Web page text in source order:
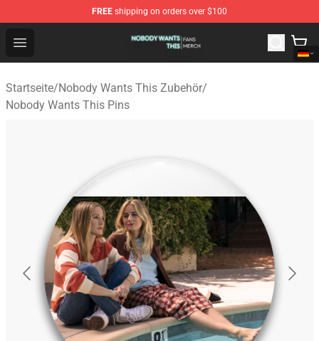
FREE shipping on orders over $100
Open menu
Nobody Wants This Shop - Official Nobody Wants This
Startseite/Nobody Wants This Zubehör/
Nobody Wants This Pins